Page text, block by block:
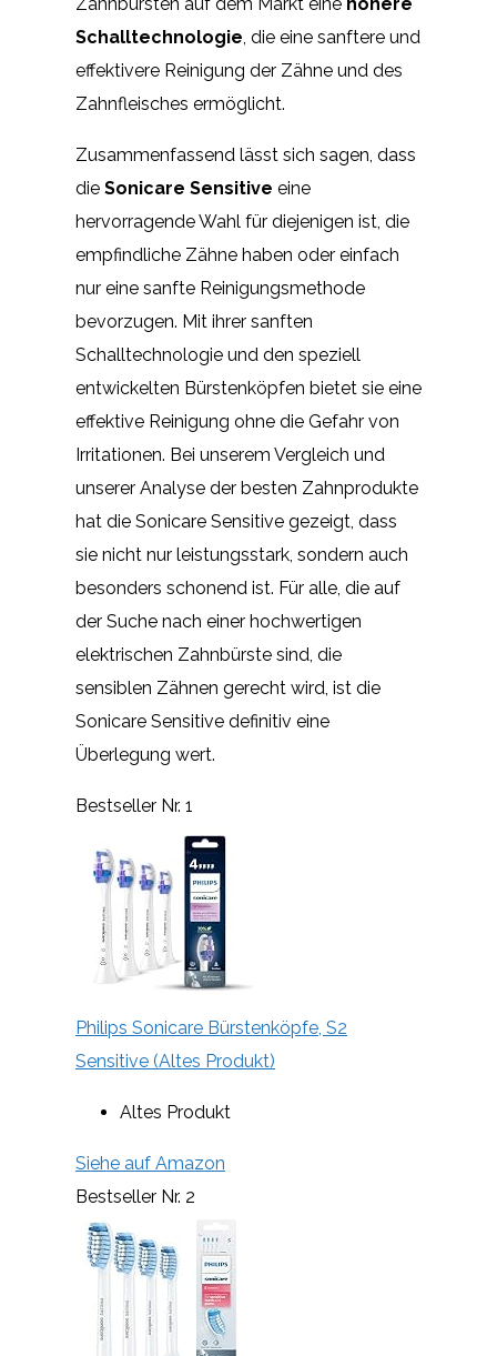
Schalltechnologie, die eine sanftere und
effektivere Reinigung der Zähne und des
Zahnfleisches ermöglicht.
Zusammenfassend lässt sich sagen, dass
die Sonicare Sensitive eine
hervorragende Wahl für diejenigen ist, die
empfindliche Zähne haben oder einfach
nur eine sanfte Reinigungsmethode
bevorzugen. Mit ihrer sanften
Schalltechnologie und den speziell
entwickelten Bürstenköpfen bietet sie eine
effektive Reinigung ohne die Gefahr von
Irritationen. Bei unserem Vergleich und
unserer Analyse der besten Zahnprodukte
hat die Sonicare Sensitive gezeigt, dass
sie nicht nur leistungsstark, sondern auch
besonders schonend ist. Für alle, die auf
der Suche nach einer hochwertigen
elektrischen Zahnbürste sind, die
sensiblen Zähnen gerecht wird, ist die
Sonicare Sensitive definitiv eine
Überlegung wert.
Bestseller Nr. 1
Philips Sonicare Bürstenköpfe, S2
Sensitive (Altes Produkt)
Altes Produkt
Siehe auf Amazon
Bestseller Nr. 2